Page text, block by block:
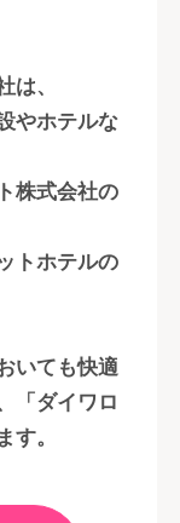
は、
やホテルな
株式会社の
トホテルの
いても快適
「ダイワロ
す。